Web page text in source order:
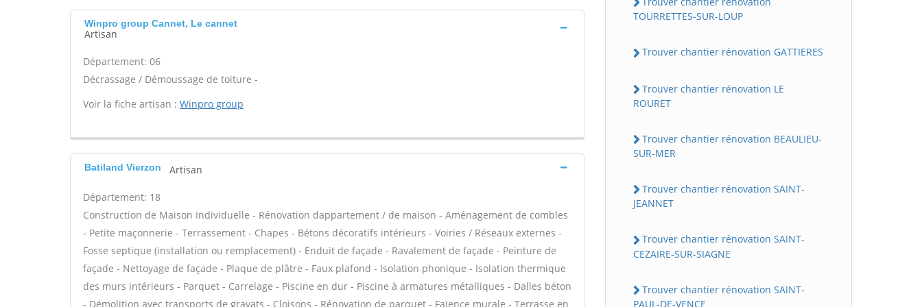
Winpro group Cannet, Le cannet
Artisan
Département: 06
Décrassage / Démoussage de toiture -
Voir la fiche artisan : Winpro group
Batiland Vierzon Artisan
Département: 18
Construction de Maison Individuelle - Rénovation dappartement / de maison - Aménagement de combles
- Petite maçonnerie - Terrassement - Chapes - Bétons décoratifs intérieurs - Voiries / Réseaux externes -
Fosse septique (installation ou remplacement) - Enduit de façade - Ravalement de façade - Peinture de
façade - Nettoyage de façade - Plaque de plâtre - Faux plafond - Isolation phonique - Isolation thermique
des murs intérieurs - Parquet - Carrelage - Piscine en dur - Piscine à armatures métalliques - Dalles béton
- Démolition avec transports de gravats - Cloisons - Rénovation de parquet - Faïence murale - Terrasse en
TOURRETTES-SUR-LOUP
Trouver chantier rénovation GATTIERES
Trouver chantier rénovation LE
ROURET
Trouver chantier rénovation BEAULIEU-
SUR-MER
Trouver chantier rénovation SAINT-
JEANNET
Trouver chantier rénovation SAINT-
CEZAIRE-SUR-SIAGNE
Trouver chantier rénovation SAINT-
PAUL-DE-VENCE